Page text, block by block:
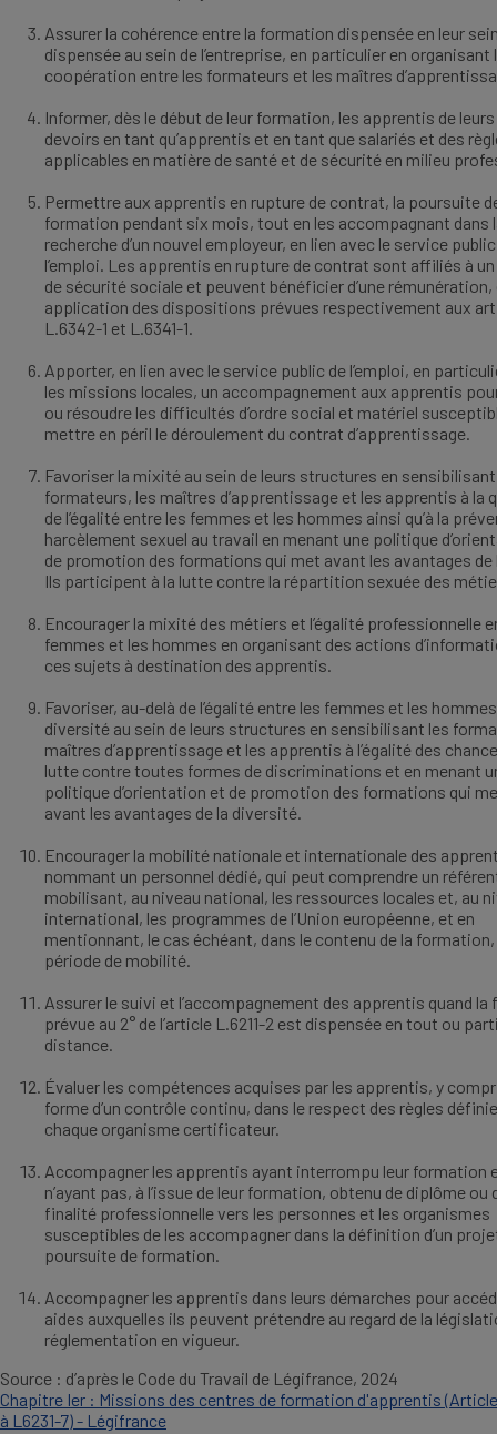
Assurer la cohérence entre la formation dispensée en leur
dispensée au sein de l’entreprise, en particulier en organisant
coopération entre les formateurs et les maîtres
Informer, dès le début de leur formation, les apprentis de
devoirs en tant qu’apprentis et en tant que salariés et des
applicables en matière de santé et de sécurité en milieu
Permettre aux apprentis en rupture de contrat, la poursuite
formation pendant six mois, tout en les accompagnant dans
recherche d’un nouvel employeur, en lien avec le service
l’emploi. Les apprentis en rupture de contrat sont affiliés à
de sécurité sociale et peuvent bénéficier d’une rémunération,
application des dispositions prévues respectivement aux
L.6342-1 et L.6341-1.
Apporter, en lien avec le service public de l’emploi, en
les missions locales, un accompagnement aux apprentis
ou résoudre les difficultés d’ordre social et matériel
mettre en péril le déroulement du contrat d’apprentissage.
Favoriser la mixité au sein de leurs structures en
formateurs, les maîtres d’apprentissage et les apprentis à la
de l’égalité entre les femmes et les hommes ainsi qu’à la
harcèlement sexuel au travail en menant une politique
de promotion des formations qui met avant les avantages
Ils participent à la lutte contre la répartition sexuée des
Encourager la mixité des métiers et l’égalité professionnelle
femmes et les hommes en organisant des actions
ces sujets à destination des apprentis.
Favoriser, au-delà de l’égalité entre les femmes et les
diversité au sein de leurs structures en sensibilisant les
maîtres d’apprentissage et les apprentis à l’égalité des
lutte contre toutes formes de discriminations et en menant
politique d’orientation et de promotion des formations qui
avant les avantages de la diversité.
Encourager la mobilité nationale et internationale des
nommant un personnel dédié, qui peut comprendre un
mobilisant, au niveau national, les ressources locales et, au
international, les programmes de l’Union européenne, et en
mentionnant, le cas échéant, dans le contenu de la formation,
période de mobilité.
Assurer le suivi et l’accompagnement des apprentis quand
prévue au 2° de l’article L.6211-2 est dispensée en tout ou
distance.
Évaluer les compétences acquises par les apprentis, y
forme d’un contrôle continu, dans le respect des règles
chaque organisme certificateur.
Accompagner les apprentis ayant interrompu leur formation
n’ayant pas, à l’issue de leur formation, obtenu de diplôme ou
finalité professionnelle vers les personnes et les organismes
susceptibles de les accompagner dans la définition d’un
poursuite de formation.
Accompagner les apprentis dans leurs démarches pour
aides auxquelles ils peuvent prétendre au regard de la
réglementation en vigueur.
Source : d’après le Code du Travail de Légifrance, 2024
Chapitre Ier : Missions des centres de formation d'apprentis
à L6231-7) - Légifrance